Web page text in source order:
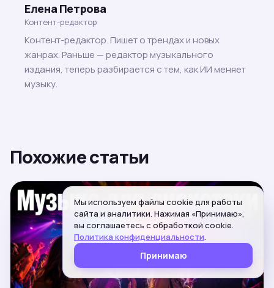
Елена Петрова
Контент-редактор
Контент-редактор. Пишет о трендах и новых
жанрах. Раньше — редактор музыкального
издания, теперь разбирается с тем, как ИИ меняет
музыку.
Похожие статьи
Мы используем файлы cookie для работы
сайта и аналитики. Нажимая «Принимаю»,
вы соглашаетесь с обработкой cookie.
Политика конфиденциальности.
Принимаю